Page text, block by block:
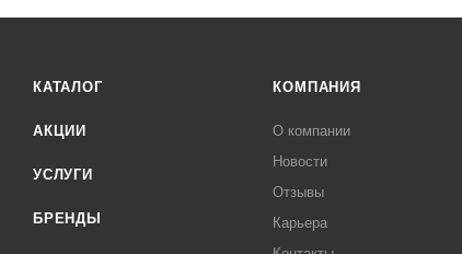
КАТАЛОГ
АКЦИИ
УСЛУГИ
БРЕНДЫ
КОМПАНИЯ
О компании
Новости
Отзывы
Карьера